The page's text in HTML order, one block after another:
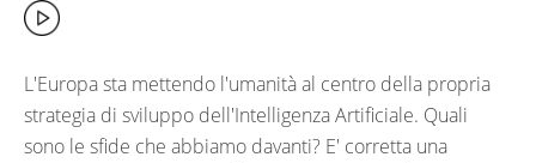
L'Europa sta mettendo l'umanità al centro della propria
strategia di sviluppo dell'Intelligenza Artificiale. Quali
sono le sfide che abbiamo davanti? E' corretta una